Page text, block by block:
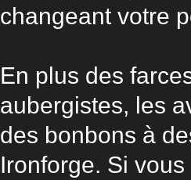
changeant votre
En plus des
aubergistes, les
des bonbons à
Ironforge. Si